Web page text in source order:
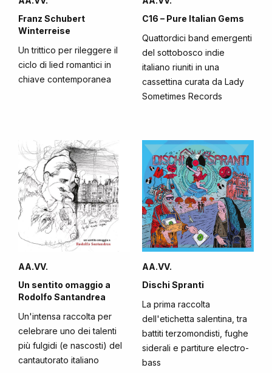
Franz Schubert
Winterreise
Un trittico per rileggere il
ciclo di lied romantici in
chiave contemporanea
C16 – Pure Italian Gems
Quattordici band emergenti
del sottobosco indie
italiano riuniti in una
cassettina curata da Lady
Sometimes Records
AA.VV.
Un sentito omaggio a
Rodolfo Santandrea
Un'intensa raccolta per
celebrare uno dei talenti
più fulgidi (e nascosti) del
cantautorato italiano
AA.VV.
Dischi Spranti
La prima raccolta
dell'etichetta salentina, tra
battiti terzomondisti, fughe
siderali e partiture electro-
bass